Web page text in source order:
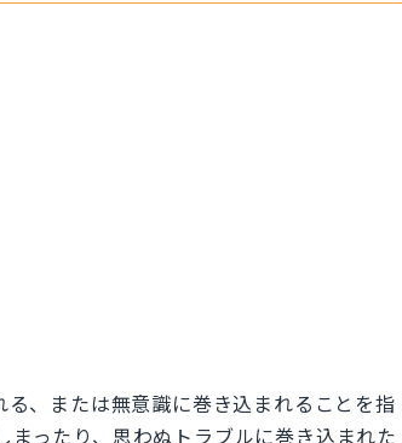
、または無意識に巻き込まれることを指
ったり、思わぬトラブルに巻き込まれた